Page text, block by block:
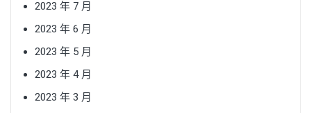
2023 年 7 月
2023 年 6 月
2023 年 5 月
2023 年 4 月
2023 年 3 月